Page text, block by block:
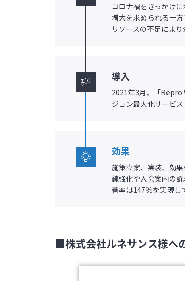
コロナ禍をきっかけ
増大を求められる一
リソースの不足によ
導入
2021年3月、「Repro
ジョン最大化サービ
効果
施策立案、実装、効
線強化や入会案内の
善率は147％を実現し
■株式会社ルネサンス様へ